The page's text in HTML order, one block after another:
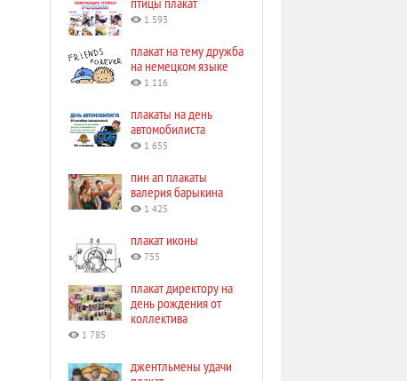
1 593
плакат на тему дружба
на немецком языке
1 116
плакаты на день
автомобилиста
1 655
пин ап плакаты
валерия барыкина
1 425
плакат иконы
755
плакат директору на
день рождения от
коллектива
1 785
джентльмены удачи